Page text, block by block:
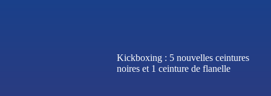
Kickboxing : 5 nouvelles ceintures
noires et 1 ceinture de flanelle